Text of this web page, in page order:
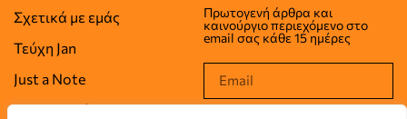
Σχετικά με εμάς
Τεύχη Jan
Just a Note
Επικοινωνία
Πρωτογενή άρθρα και
καινούργιο περιεχόμενο στο
email σας κάθε 15 ημέρες